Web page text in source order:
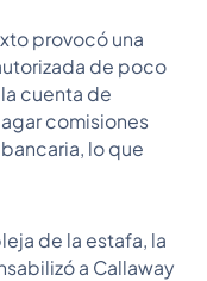
provocó una
de poco
cuenta de
comisiones
lo que
de la estafa, la
a Callaway